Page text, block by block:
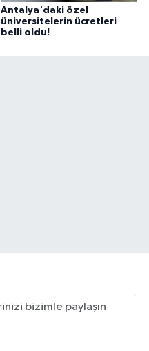
Antalya'daki özel
üniversitelerin ücretleri
belli oldu!